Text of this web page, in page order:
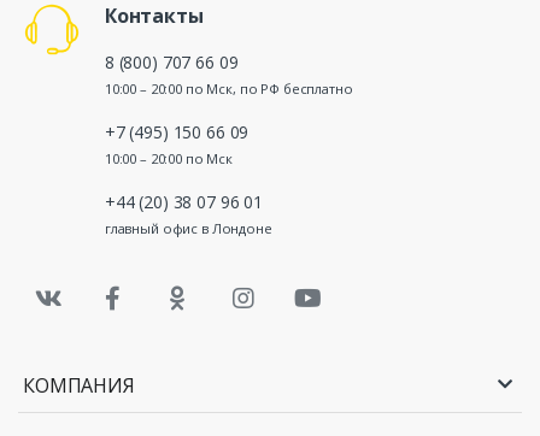
Контакты
8 (800) 707 66 09
10:00 – 20:00 по Мск, по РФ бесплатно
+7 (495) 150 66 09
10:00 – 20:00 по Мск
+44 (20) 38 07 96 01
главный офис в Лондоне
КОМПАНИЯ